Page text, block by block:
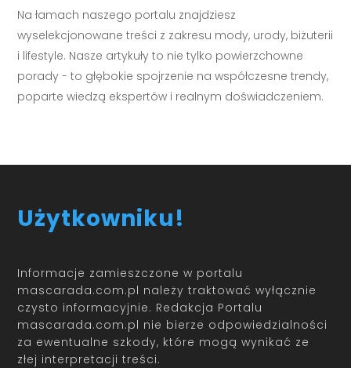
Na łamach naszego portalu znajdziesz
wyselekcjonowane treści z zakresu mody, urody, biżuterii
i lifestyle. Nasze artykuły to nie tylko powierzchowne
porady - to głębokie spojrzenie na współczesne trendy,
poparte wiedzą ekspertów i realnym doświadczeniem.
Użytkowniku!
Informacje zamieszczone w portalu
mascarada.com.pl należy traktować wyłącznie
czysto informacyjnie. Redakcja Portalu
mascarada.com.pl nie bierze odpowiedzialności
za ewentualne szkody, które mogą wynikać ze
złej interpretacji treści.